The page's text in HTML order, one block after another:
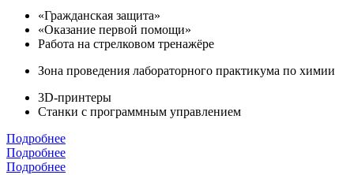
«Гражданская защита»
«Оказание первой помощи»
Работа на стрелковом тренажёре
Зона проведения лабораторного практикума по химии
3D-принтеры
Станки с программным управлением
Подробнее
Подробнее
Подробнее